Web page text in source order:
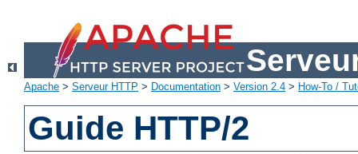
Apache > Serveur HTTP > Documentation > Version 2.4 > How-To /
Guide HTTP/2